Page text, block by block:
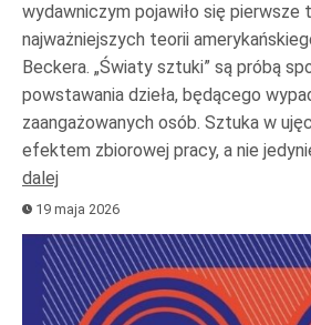
wydawniczym pojawiło się pierwsze
najważniejszych teorii
Beckera. „Światy sztuki” są próbą
powstawania dzieła, będącego
zaangażowanych osób. Sztuka w
efektem zbiorowej pracy, a nie
dalej
19 maja 2026
Odtwarzacz
plików
dźwiękowych